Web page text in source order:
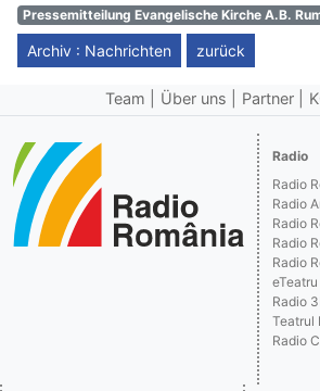
Pressemitteilung Evangelische Kirche A.B.
Archiv : Nachrichten zurück
Team Über uns Partner
Radio
Radio
Radio
Radio
Radio
Radio
eTeatru
Radio
Teatrul
Radio